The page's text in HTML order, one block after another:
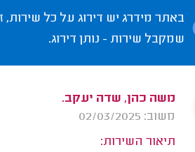
באתר מידרג יש דירוג על כל
שמקבל שירות - נותן דירוג.
משה כהן, שדה יעקב.
משוב: 02/03/2025
תיאור השירות: